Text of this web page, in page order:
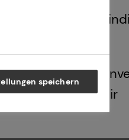
die so
private
stehen dir
speichern